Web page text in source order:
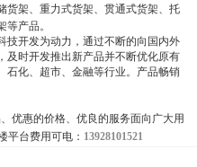
货架、重力式货架、贯通式货架、托
产品。
技开发为动力，通过不断的向国内外
及时开发推出新产品并不断优化原有
石化、超市、金融等行业。产品畅销
优惠的价格、优良的服务面向广大用
平台费用可电： 13928101521